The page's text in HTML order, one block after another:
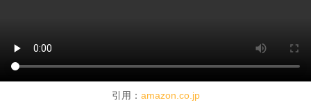
引用： amazon.co.jp